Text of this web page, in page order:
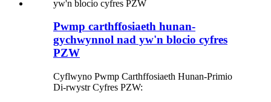
Pwmp carthffosiaeth hunan-
gychwynnol nad yw'n blocio cyfres
PZW
Cyflwyno Pwmp Carthffosiaeth Hunan-Primio
Di-rwystr Cyfres PZW: